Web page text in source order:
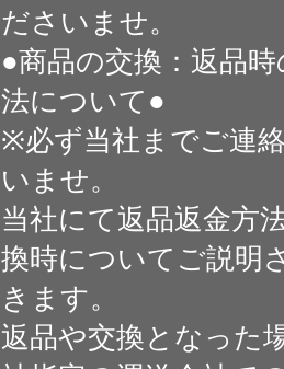
ださいませ。
●商品の交換：返品
法について●
※必ず当社までご連
いませ。
当社にて返品返金方
換時についてご説明
きます。
返品や交換となった